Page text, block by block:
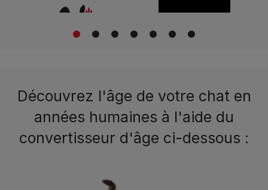
1 2 3 4 5 6 7
Découvrez l'âge de votre chat en
années humaines à l'aide du
convertisseur d'âge ci-dessous :